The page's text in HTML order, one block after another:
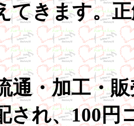
てきます。
・加工・販
され、100円